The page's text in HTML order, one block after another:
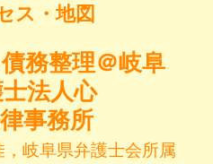
ス・地図
務整理＠岐阜
法人心
事務所
岐阜県弁護士会所属